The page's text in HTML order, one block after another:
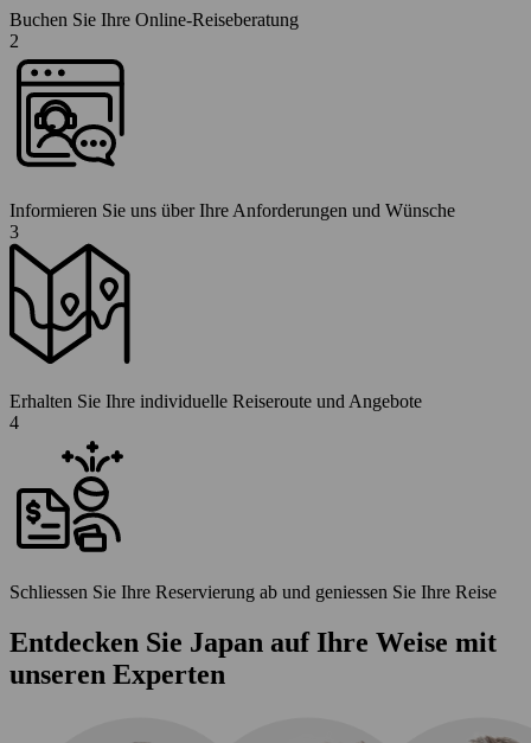
Buchen Sie Ihre Online-Reiseberatung
2
Informieren Sie uns über Ihre Anforderungen und Wünsche
3
Erhalten Sie Ihre individuelle Reiseroute und Angebote
4
Schliessen Sie Ihre Reservierung ab und geniessen Sie Ihre Reise
Entdecken Sie Japan auf Ihre Weise mit
unseren Experten